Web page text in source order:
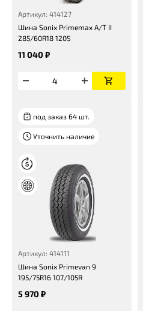
Артикул: 414127
Шина Sonix Primemax A/T II
285/60R18 120S
11 040 ₽
под заказ 64 шт.
Уточнить наличие
Артикул: 414111
Шина Sonix Primevan 9
195/75R16 107/105R
5 970 ₽